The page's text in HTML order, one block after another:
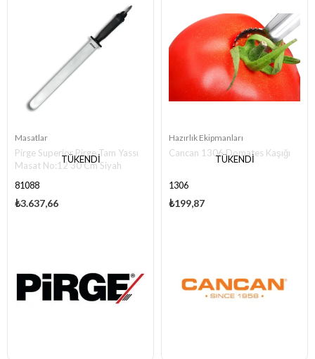
TÜKENDI
Masatlar
Pirge Superior Pirge Tam Yassı
Masat No:12 30 Cm Siyah
81088
₺3.637,66
TÜKENDI
Hazırlık Ekipmanları
Cancan 1306 Domates Kaşığı
1306
₺199,87